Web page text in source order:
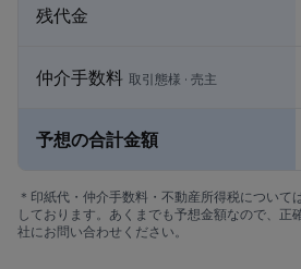
残代金
仲介手数料 取引態様 · 売主
予想の合計金額
＊印紙代・仲介手数料・不動産所得税について
しております。あくまでも予想金額なので、正
社にお問い合わせください。